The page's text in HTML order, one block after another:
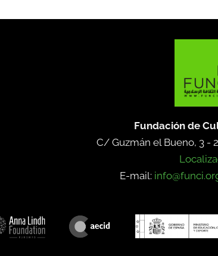
Fundación de
C/ Guzmán el Bueno, 3 -
E-mail: